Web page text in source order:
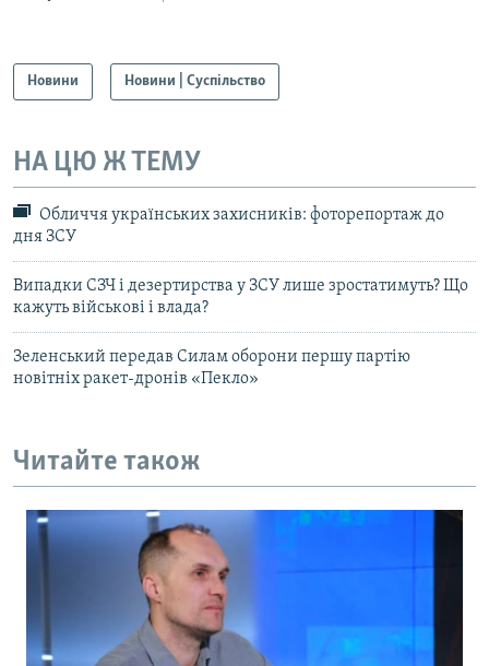
Новини Новини | Суспільство
НА ЦЮ Ж ТЕМУ
Обличчя українських захисників: фоторепортаж до
дня ЗСУ
Випадки СЗЧ і дезертирства у ЗСУ лише зростатимуть? Що
кажуть військові і влада?
Зеленський передав Силам оборони першу партію
новітніх ракет-дронів «Пекло»
Читайте також